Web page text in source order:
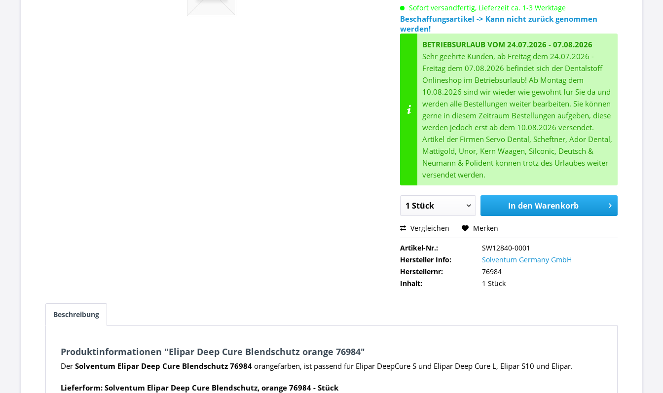
Sofort versandfertig, Lieferzeit ca. 1-3 Werktage
Beschaffungsartikel -> Kann nicht zurück genommen
werden!
BETRIEBSURLAUB VOM 24.07.2026 - 07.08.2026
Sehr geehrte Kunden, ab Freitag dem 24.07.2026 -
Freitag dem 07.08.2026 befindet sich der Dentalstoff
Onlineshop im Betriebsurlaub! Ab Montag dem
10.08.2026 sind wir wieder wie gewohnt für Sie da und
werden alle Bestellungen weiter bearbeiten. Sie können
gerne in diesem Zeitraum Bestellungen aufgeben, diese
werden jedoch erst ab dem 10.08.2026 versendet.
Artikel der Firmen Servo Dental, Scheftner, Ador Dental,
Mattigold, Unor, Kern Waagen, Silconic, Deutsch &
Neumann & Polident können trotz des Urlaubes weiter
versendet werden.
In den Warenkorb
Vergleichen Merken
Artikel-Nr.:
SW12840-0001
Hersteller Info:
Solventum Germany GmbH
Herstellernr:
76984
Inhalt:
1 Stück
Beschreibung
Produktinformationen "Elipar Deep Cure Blendschutz orange 76984"
Der Solventum Elipar Deep Cure Blendschutz 76984 orangefarben, ist passend für Elipar DeepCure S und Elipar Deep Cure L, Elipar S10 und Elipar.
Lieferform: Solventum Elipar Deep Cure Blendschutz, orange 76984 - Stück